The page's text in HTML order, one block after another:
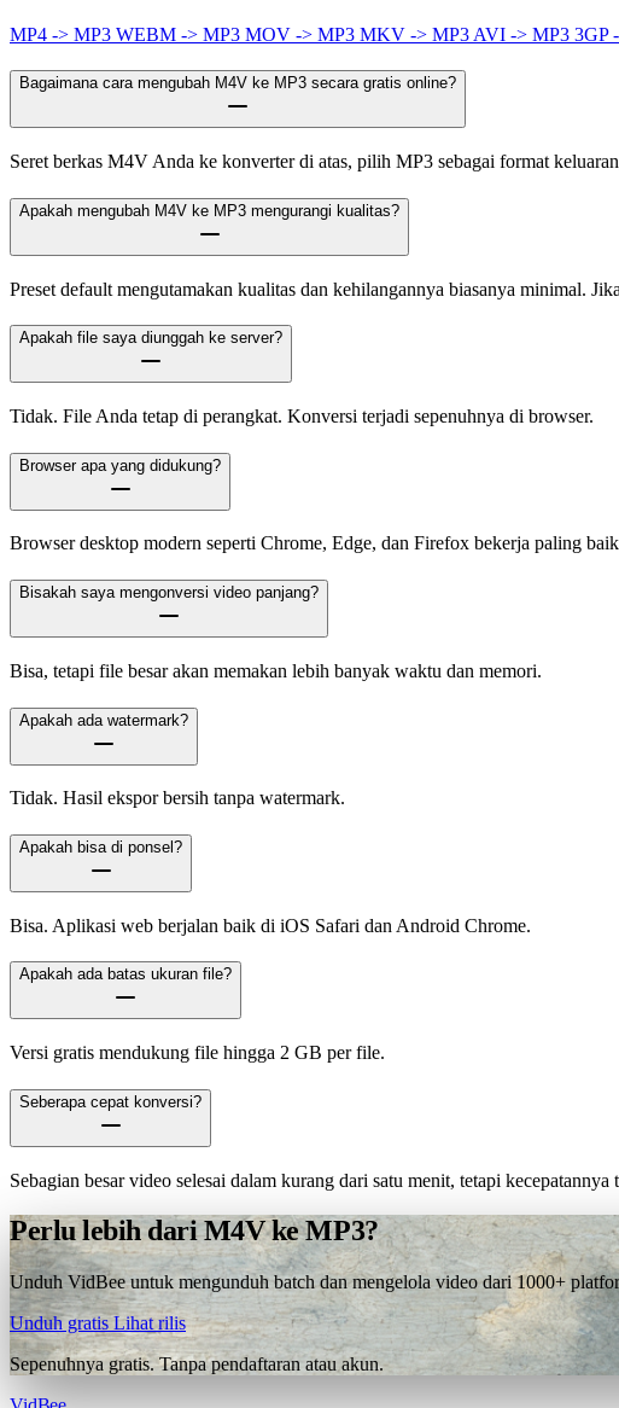
MP4 -> MP3 WEBM -> MP3 MOV -> MP3 MKV -> MP3 AVI -> MP3 3GP
Bagaimana cara mengubah M4V ke MP3 secara gratis online?
Seret berkas M4V Anda ke konverter di atas, pilih MP3 sebagai format
Apakah mengubah M4V ke MP3 mengurangi kualitas?
Preset default mengutamakan kualitas dan kehilangannya biasanya minimal.
Apakah file saya diunggah ke server?
Tidak. File Anda tetap di perangkat. Konversi terjadi sepenuhnya di browser.
Browser apa yang didukung?
Browser desktop modern seperti Chrome, Edge, dan Firefox bekerja paling
Bisakah saya mengonversi video panjang?
Bisa, tetapi file besar akan memakan lebih banyak waktu dan memori.
Apakah ada watermark?
Tidak. Hasil ekspor bersih tanpa watermark.
Apakah bisa di ponsel?
Bisa. Aplikasi web berjalan baik di iOS Safari dan Android Chrome.
Apakah ada batas ukuran file?
Versi gratis mendukung file hingga 2 GB per file.
Seberapa cepat konversi?
Sebagian besar video selesai dalam kurang dari satu menit, tetapi kecepatannya
Perlu lebih dari M4V ke MP3?
Unduh VidBee untuk mengunduh batch dan mengelola video dari 1000+
Unduh gratis Lihat rilis
Sepenuhnya gratis. Tanpa pendaftaran atau akun.